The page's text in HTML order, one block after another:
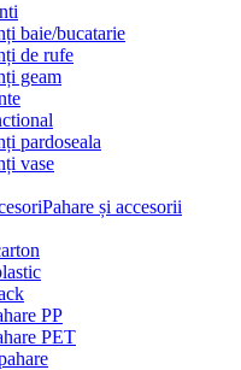
baie/bucatarie
de rufe
geam
pardoseala
vase
Pahare și accesorii
PP
PET